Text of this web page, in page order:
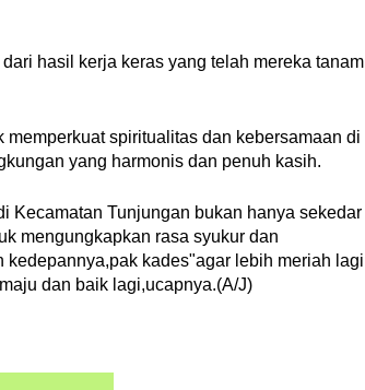
hasil kerja keras yang telah mereka tanam
spiritualitas dan kebersamaan di
yang harmonis dan penuh kasih.
Kecamatan Tunjungan bukan hanya sekedar
mengungkapkan rasa syukur dan
kedepannya,pak kades"agar lebih meriah lagi
dan baik lagi,ucapnya.(A/J)